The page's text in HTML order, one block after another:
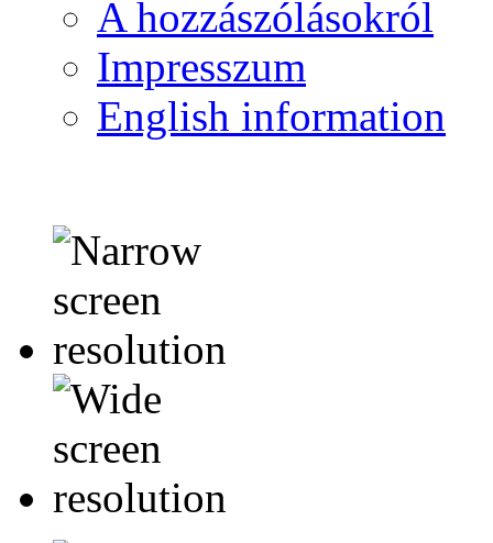
A hozzászólásokról
Impresszum
English information